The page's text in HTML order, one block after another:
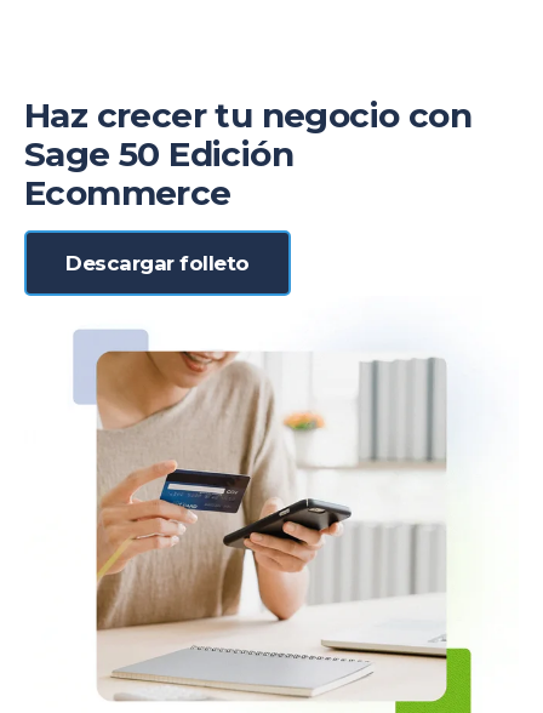
Haz crecer tu negocio con
Sage 50 Edición
Ecommerce
Descargar folleto